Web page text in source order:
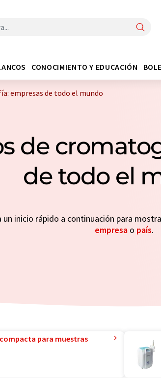
CONOCIMIENTO Y EDUCACIÓN
empresas de todo el mundo
de
de todo el
un inicio rápido a continuación para
empresa o país.
para muestras